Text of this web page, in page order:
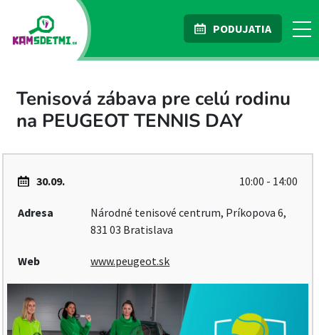
PODUJATIA
Tenisová zábava pre celú rodinu
na PEUGEOT TENNIS DAY
30.09. 10:00 - 14:00
Adresa
Národné tenisové centrum, Príkopova 6,
831 03 Bratislava
Web www.peugeot.sk